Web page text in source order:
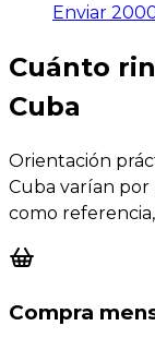
Enviar
Cuánto
Cuba
Orientación
Cuba varían por
como
Compra